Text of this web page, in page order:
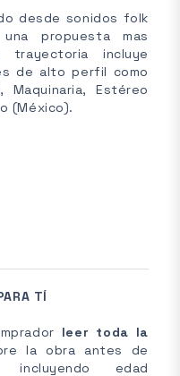
desde sonidos folk
propuesta mas
incluye
de alto perfil como
Maquinaria, Estéreo
(México).
TÍ
leer toda la
la obra antes de
edad